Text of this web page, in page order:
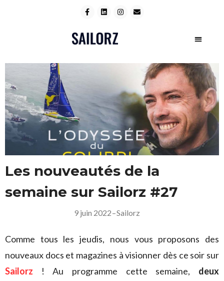
Les nouveautés de la
semaine sur Sailorz #27
9 juin 2022–Sailorz
Comme tous les jeudis, nous vous proposons des
nouveaux docs et magazines à visionner dès ce soir sur
Sailorz
! Au programme cette semaine, deux